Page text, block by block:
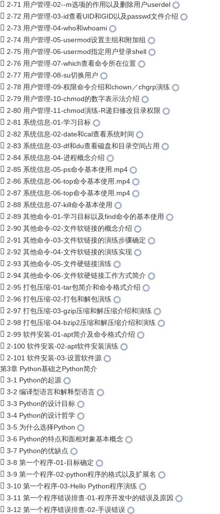
2-71 用户管理-02--m选项的作用以及删除用户userdel
2-72 用户管理-03-id查看UID和GID以及passwd文件介绍
2-73 用户管理-04-who和whoami
2-74 用户管理-05-usermod设置主组和附加组
2-75 用户管理-06-usermod指定用户登录shell
2-76 用户管理-07-which查看命令所在位置
2-77 用户管理-08-su切换用户
2-78 用户管理-09-权限命令介绍和chown／chgrp演练
2-79 用户管理-10-chmod的数字表示法介绍
2-80 用户管理-11-chmod演练-R递归修改目录权限
2-81 系统信息-01-学习目标
2-82 系统信息-02-date和cal查看系统时间
2-83 系统信息-03-df和du查看磁盘和目录空间占用
2-84 系统信息-04-进程概念介绍
2-85 系统信息-05-ps命令基本使用.mp4
2-86 系统信息-06-top命令基本使用.mp4
2-87 系统信息-06-top命令基本使用.mp4
2-88 系统信息-07-kill命令基本使用
2-89 其他命令-01-学习目标以及find命令的基本使用
2-90 其他命令-02-文件软链接的概念介绍
2-91 其他命令-03-文件软链接的演练步骤确定
2-92 其他命令-04-文件软链接的演练实现
2-93 其他命令-05-文件硬链接演练
2-94 其他命令-06-文件软硬链接工作方式简介
2-95 打包压缩-01-tar包简介和命令格式介绍
2-96 打包压缩-02-打包和解包演练
2-97 打包压缩-03-gzip压缩和解压缩介绍和演练
2-98 打包压缩-04-bzip2压缩和解压缩介绍和演练
2-99 软件安装-01-apt简介及命令格式介绍
2-100 软件安装-02-apt软件安装演练
2-101 软件安装-03-设置软件源
第3章 Python基础之Python简介
3-1 Python的起源
3-2 编译型语言和解释型语言
3-3 Python的设计目标
3-4 Python的设计哲学
3-5 为什么选择Python
3-6 Python的特点和面相对象基本概念
3-7 Python的优缺点
3-8 第一个程序-01-目标确定
3-9 第一个程序-02-python程序的格式以及扩展名
3-10 第一个程序-03-Hello Python程序演练
3-11 第一个程序错误排查-01-程序开发中的错误及原因
3-12 第一个程序错误排查-02-手误错误